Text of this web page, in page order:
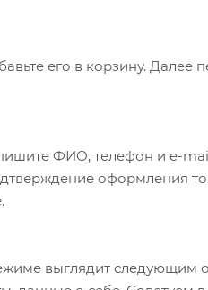
его в корзину. Далее
ФИО, телефон и e-
оформления
выглядит следующим